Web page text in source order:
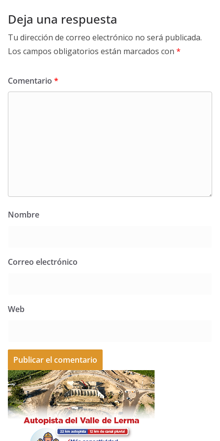
Deja una respuesta
Tu dirección de correo electrónico no será publicada.
Los campos obligatorios están marcados con *
Comentario *
Nombre
Correo electrónico
Web
A
l
t
e